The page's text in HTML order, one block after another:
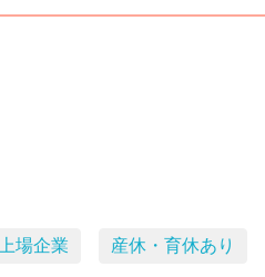
上場企業 産休・育休あり